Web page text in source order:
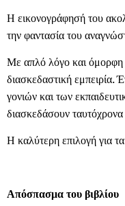
Η εικονογράφησή του
την φαντασία του
Με απλό λόγο και όμορφη
διασκεδαστική εμπειρία.
γονιών και των
διασκεδάσουν
Η καλύτερη επιλογή για τα
Απόσπασμα του βιβλίου